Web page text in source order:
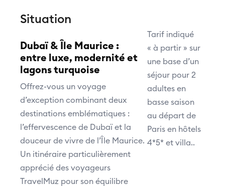
Situation
Dubaï & Île Maurice :
entre luxe, modernité et
lagons turquoise
Offrez-vous un voyage
d’exception combinant deux
destinations emblématiques :
l’effervescence de Dubaï et la
douceur de vivre de l’Île Maurice.
Un itinéraire particulièrement
apprécié des voyageurs
TravelMuz pour son équilibre
Tarif indiqué
« à partir » sur
une base d’un
séjour pour 2
adultes en
basse saison
au départ de
Paris en hôtels
4*5* et villa..